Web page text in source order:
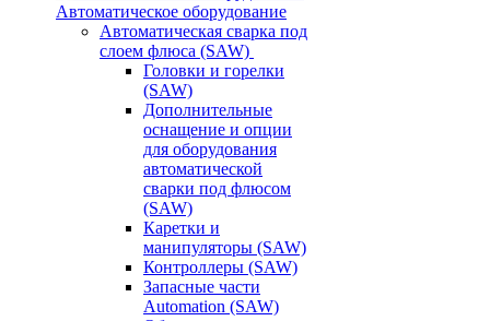
Автоматическое оборудование
Автоматическая сварка под
слоем флюса (SAW)
Головки и горелки
(SAW)
Дополнительные
оснащение и опции
для оборудования
автоматической
сварки под флюсом
(SAW)
Каретки и
манипуляторы (SAW)
Контроллеры (SAW)
Запасные части
Automation (SAW)